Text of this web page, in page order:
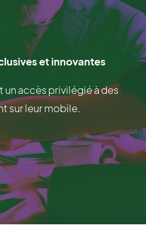
et innovantes
accès privilégié à des
sur leur mobile.